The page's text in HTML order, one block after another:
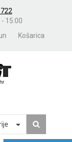
15:00
Košarica